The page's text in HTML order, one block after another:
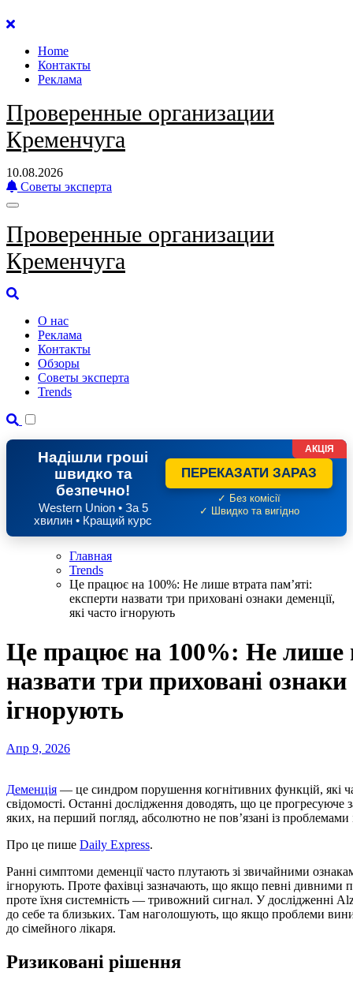
Перейти
содержанию
Home
Контакты
Реклама
Проверенные организации
Кременчуга
10.08.2026
Советы эксперта
Проверенные организации
Кременчуга
О нас
Реклама
Контакты
Обзоры
Советы эксперта
Trends
Надішли гроші
швидко та
безпечно!
Western Union • За 5
хвилин • Кращий курс
ПЕРЕКАЗАТИ ЗАРАЗ
✓ Без комісії
✓ Швидко та вигідно
АКЦІЯ
Главная
Trends
Це працює на 100%: Не лише втрата пам’яті:
експерти назвати три приховані ознаки деменції,
які часто ігнорують
Це працює на 100%: Не лише
назвати три приховані ознаки
ігнорують
Апр 9, 2026
Деменція — це синдром порушення когнітивних функцій, які
свідомості. Останні дослідження доводять, що це
яких, на перший погляд, абсолютно не пов’язані із проблемами
Про це пише Daily Express.
Ранні симптоми деменції часто плутають зі звичайними
ігнорують. Проте фахівці зазначають, що якщо певні
проте їхня системність — тривожний сигнал. У дослідженні
до себе та близьких. Там наголошують, що якщо проблеми
до сімейного лікаря.
Ризиковані рішення